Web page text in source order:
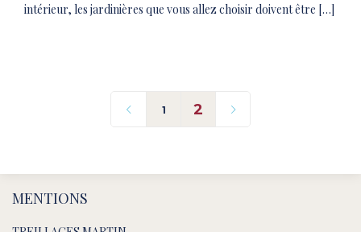
intérieur, les jardinières que vous allez choisir doivent être […]
1 2
MENTIONS